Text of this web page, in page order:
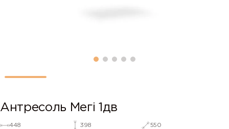
Антресоль Мегі 1дв
448 398 550